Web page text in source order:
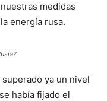
medidas
energía rusa.
superado ya un nivel
había fijado el